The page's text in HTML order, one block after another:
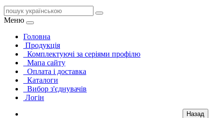
Меню
Головна
Продукція
Комплектуючі за серіями профілю
Мапа сайту
Оплата і доставка
Каталоги
Вибор з'єднувачів
Логін